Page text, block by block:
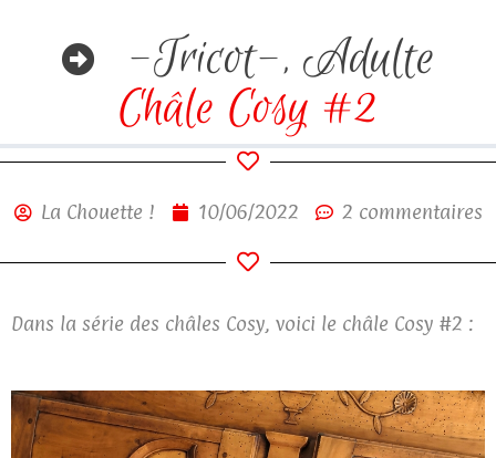
-Tricot-, Adulte
Châle Cosy #2
La Chouette ! 10/06/2022 2 commentaires
Dans la série des châles Cosy, voici le châle Cosy #2 :